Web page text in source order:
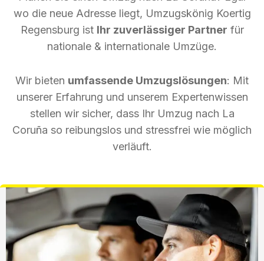
wo die neue Adresse liegt, Umzugskönig Koertig
Regensburg ist Ihr zuverlässiger Partner für
nationale & internationale Umzüge.
Wir bieten umfassende Umzugslösungen: Mit
unserer Erfahrung und unserem Expertenwissen
stellen wir sicher, dass Ihr Umzug nach La
Coruña so reibungslos und stressfrei wie möglich
verläuft.